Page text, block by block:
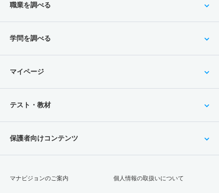
職業を調べる
学問を調べる
マイページ
テスト・教材
保護者向けコンテンツ
マナビジョンのご案内 個人情報の取扱いについて